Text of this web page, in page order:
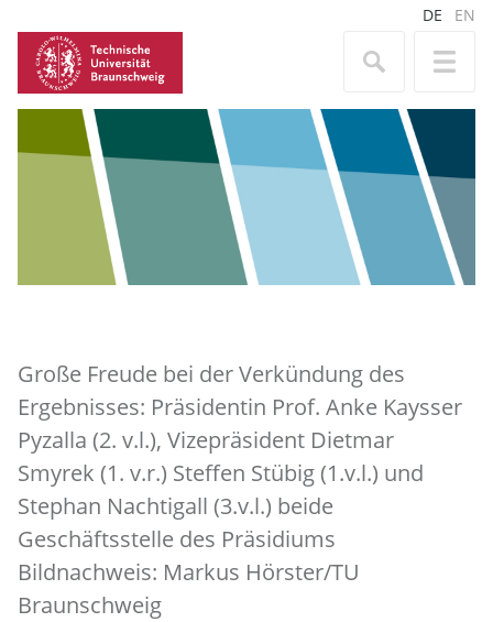
DE EN
Große Freude bei der Verkündung des
Ergebnisses: Präsidentin Prof. Anke Kaysser
Pyzalla (2. v.l.), Vizepräsident Dietmar
Smyrek (1. v.r.) Steffen Stübig (1.v.l.) und
Stephan Nachtigall (3.v.l.) beide
Geschäftsstelle des Präsidiums
Bildnachweis: Markus Hörster/TU
Braunschweig